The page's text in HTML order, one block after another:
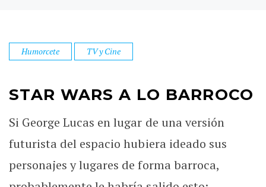
Humorcete TV y Cine
STAR WARS A LO BARROCO
Si George Lucas en lugar de una versión
futurista del espacio hubiera ideado sus
personajes y lugares de forma barroca,